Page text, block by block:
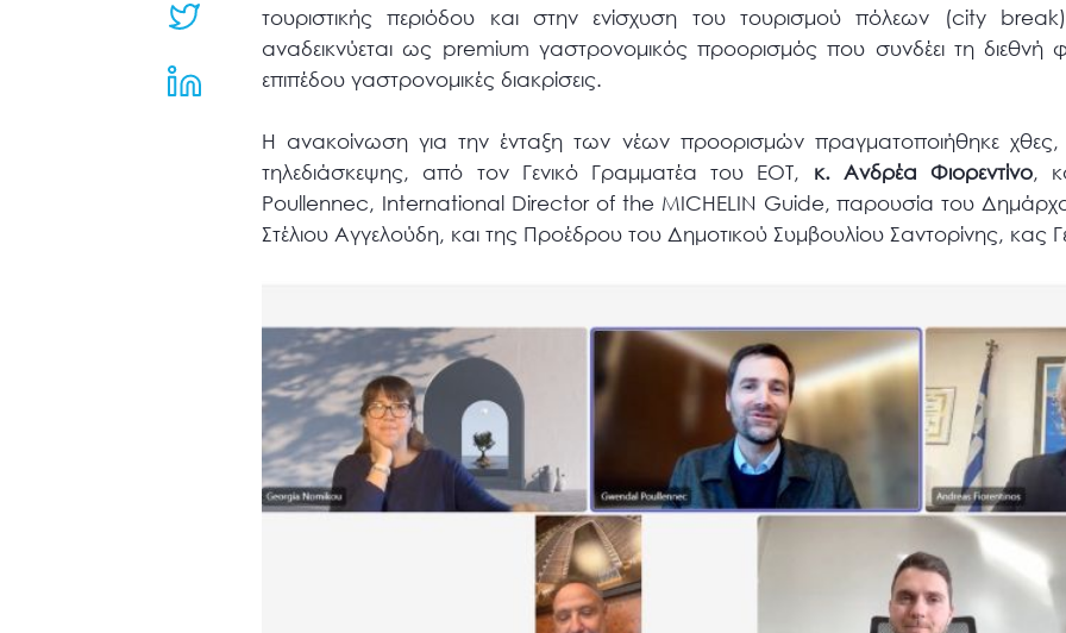
τουριστικής περιόδου και στην ενίσχυση του τουρισμού πόλεων (city
αναδεικνύεται ως premium γαστρονομικός προορισμός που συνδέει τη
επιπέδου γαστρονομικές διακρίσεις.
Η ανακοίνωση για την ένταξη των νέων προορισμών πραγματοποιήθηκε χθες,
τηλεδιάσκεψης, από τον Γενικό Γραμματέα του ΕΟΤ, κ. Ανδρέα Φιορεντίνο,
Poullennec, International Director of the MICHELIN Guide, παρουσία του
Στέλιου Αγγελούδη, και της Προέδρου του Δημοτικού Συμβουλίου Σαντορίνης, κας